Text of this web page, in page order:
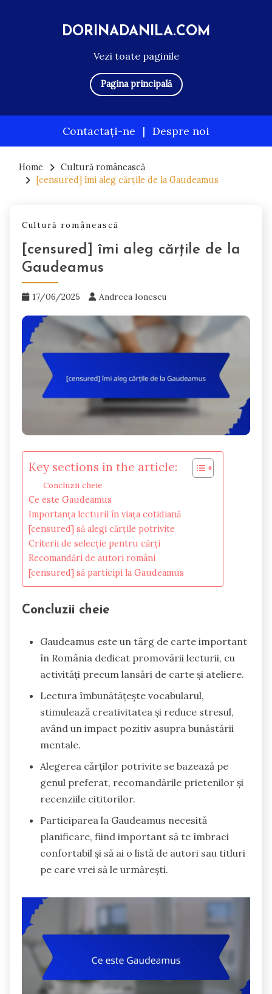
Vezi toate paginile
DORINADANILA.COM
Pagina principală
Contactați-ne | Despre noi
content
Home
Cultură românească
[censured] îmi aleg cărțile de la Gaudeamus
Cultură românească
[censured] îmi aleg cărțile de la
Gaudeamus
17/06/2025 Andreea Ionescu
Key sections in the article:
Concluzii cheie
Ce este Gaudeamus
Importanța lecturii în viața cotidiană
[censured] să alegi cărțile potrivite
Criterii de selecție pentru cărți
Recomandări de autori români
[censured] să participi la Gaudeamus
Concluzii cheie
Gaudeamus este un târg de carte important
în România dedicat promovării lecturii, cu
activități precum lansări de carte și ateliere.
Lectura îmbunătățește vocabularul,
stimulează creativitatea și reduce stresul,
având un impact pozitiv asupra bunăstării
mentale.
Alegerea cărților potrivite se bazează pe
genul preferat, recomandările prietenilor și
recenziile cititorilor.
Participarea la Gaudeamus necesită
planificare, fiind important să te îmbraci
confortabil și să ai o listă de autori sau titluri
pe care vrei să le urmărești.